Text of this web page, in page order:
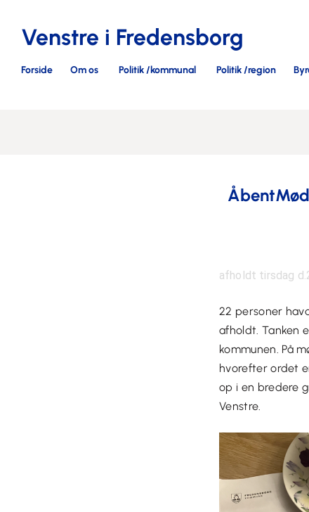
Venstre i Fredensborg
Forside Om os Politik /kommunal Politik /region
afholdt tirsdag
22 personer
afholdt. Tanken
kommunen. På
hvorefter ordet
op i en bredere
Venstre.